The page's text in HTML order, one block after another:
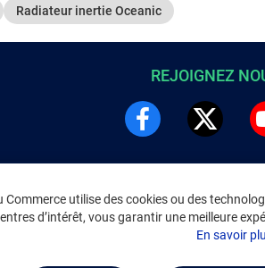
Radiateur inertie Oceanic
Commerce utilise des cookies ou des
d’intérêt, vous garantir une meilleure
En savoir
REJOIGNEZ
RDC
CGV